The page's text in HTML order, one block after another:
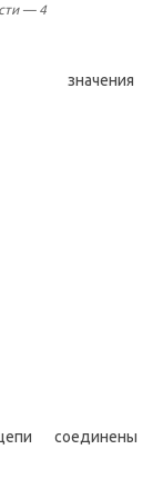
— 4
соединены